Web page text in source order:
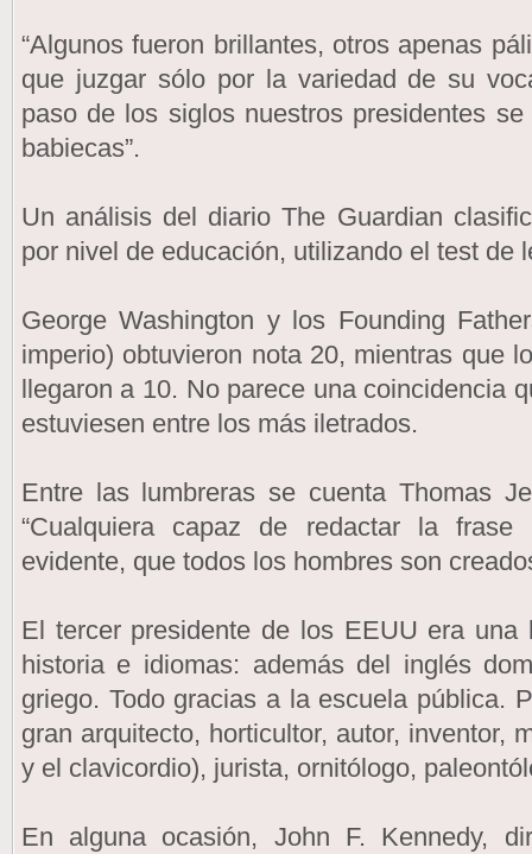
“Algunos fueron brillantes, otros apenas
que juzgar sólo por la variedad de su
paso de los siglos nuestros presidentes
babiecas”.
Un análisis del diario The Guardian
por nivel de educación, utilizando el test de
George Washington y los Founding
imperio) obtuvieron nota 20, mientras que
llegaron a 10. No parece una coincidencia
estuviesen entre los más iletrados.
Entre las lumbreras se cuenta Thomas
“Cualquiera capaz de redactar la frase
evidente, que todos los hombres son
El tercer presidente de los EEUU era una
historia e idiomas: además del inglés
griego. Todo gracias a la escuela pública.
gran arquitecto, horticultor, autor, inventor,
y el clavicordio), jurista, ornitólogo,
En alguna ocasión, John F. Kennedy,